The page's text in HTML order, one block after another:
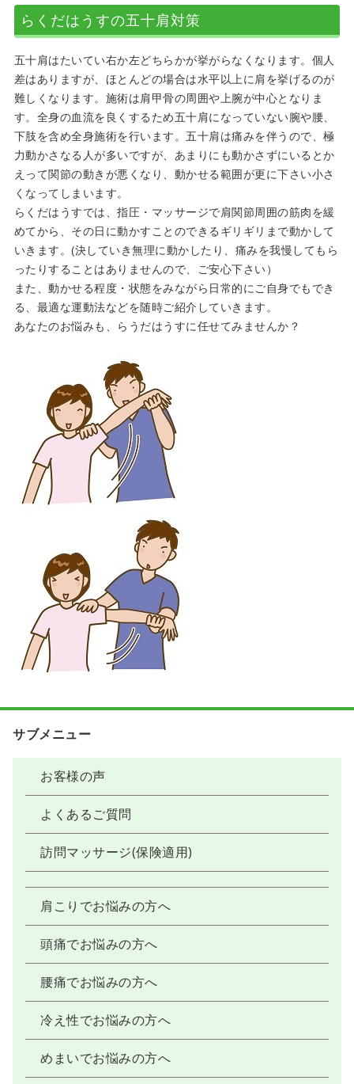
らくだはうすの五十肩対策
五十肩はたいてい右か左どちらかが挙がらなくなります。個人
差はありますが、ほとんどの場合は水平以上に肩を挙げるのが
難しくなります。施術は肩甲骨の周囲や上腕が中心となりま
す。全身の血流を良くするため五十肩になっていない腕や腰、
下肢を含め全身施術を行います。五十肩は痛みを伴うので、極
力動かさなる人が多いですが、あまりにも動かさずにいるとか
えって関節の動きが悪くなり、動かせる範囲が更に下さい小さ
くなってしまいます。
らくだはうすでは、指圧・マッサージで肩関節周囲の筋肉を緩
めてから、その日に動かすことのできるギリギリまで動かして
いきます。(決していき無理に動かしたり、痛みを我慢してもら
ったりすることはありませんので、ご安心下さい）
また、動かせる程度・状態をみながら日常的にご自身でもでき
る、最適な運動法などを随時ご紹介していきます。
あなたのお悩みも、らうだはうすに任せてみませんか？
サブメニュー
お客様の声
よくあるご質問
訪問マッサージ(保険適用)
肩こりでお悩みの方へ
頭痛でお悩みの方へ
腰痛でお悩みの方へ
冷え性でお悩みの方へ
めまいでお悩みの方へ